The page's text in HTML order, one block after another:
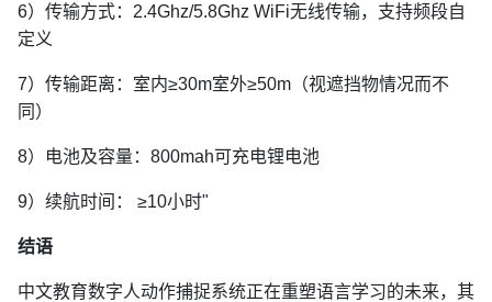
6）传输方式：2.4Ghz/5.8Ghz WiFi无线传输，支持频段自
定义
7）传输距离：室内≥30m室外≥50m（视遮挡物情况而不
同）
8）电池及容量：800mah可充电锂电池
9）续航时间： ≥10小时"
结语
中文教育数字人动作捕捉系统正在重塑语言学习的未来，其